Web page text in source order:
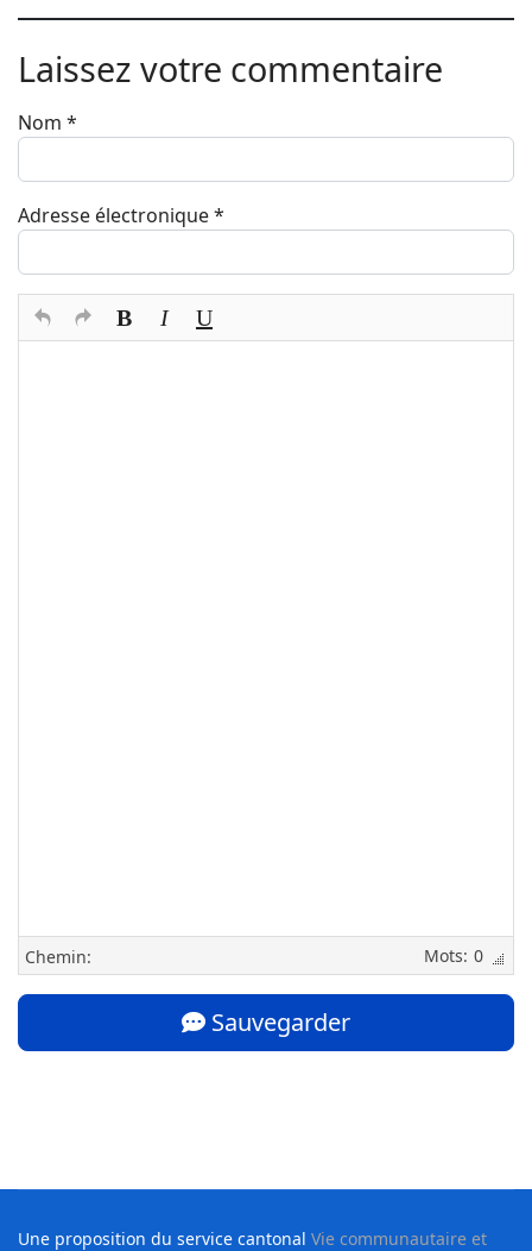
Laissez votre commentaire
Nom *
Adresse électronique*
Texte du commentaire
Chemin: 0
Sauvegarder
Une proposition du service cantonal Vie communautaire et